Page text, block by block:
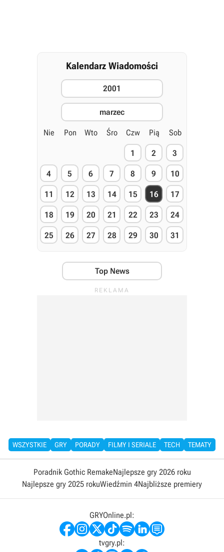
Kalendarz Wiadomości
2001
marzec
Nie Pon Wto Śro Czw Pią Sob
1 2 3
4 5 6 7 8 9 10
11 12 13 14 15 16 17
18 19 20 21 22 23 24
25 26 27 28 29 30 31
Top News
WSZYSTKIE GRY PORADY FILMY I SERIALE TECH TEMATY
Poradnik Gothic RemakeNajlepsze gry 2026 roku
Najlepsze gry 2025 rokuWiedźmin 4Najbliższe premiery
GRYOnline.pl:
tvgry.pl: